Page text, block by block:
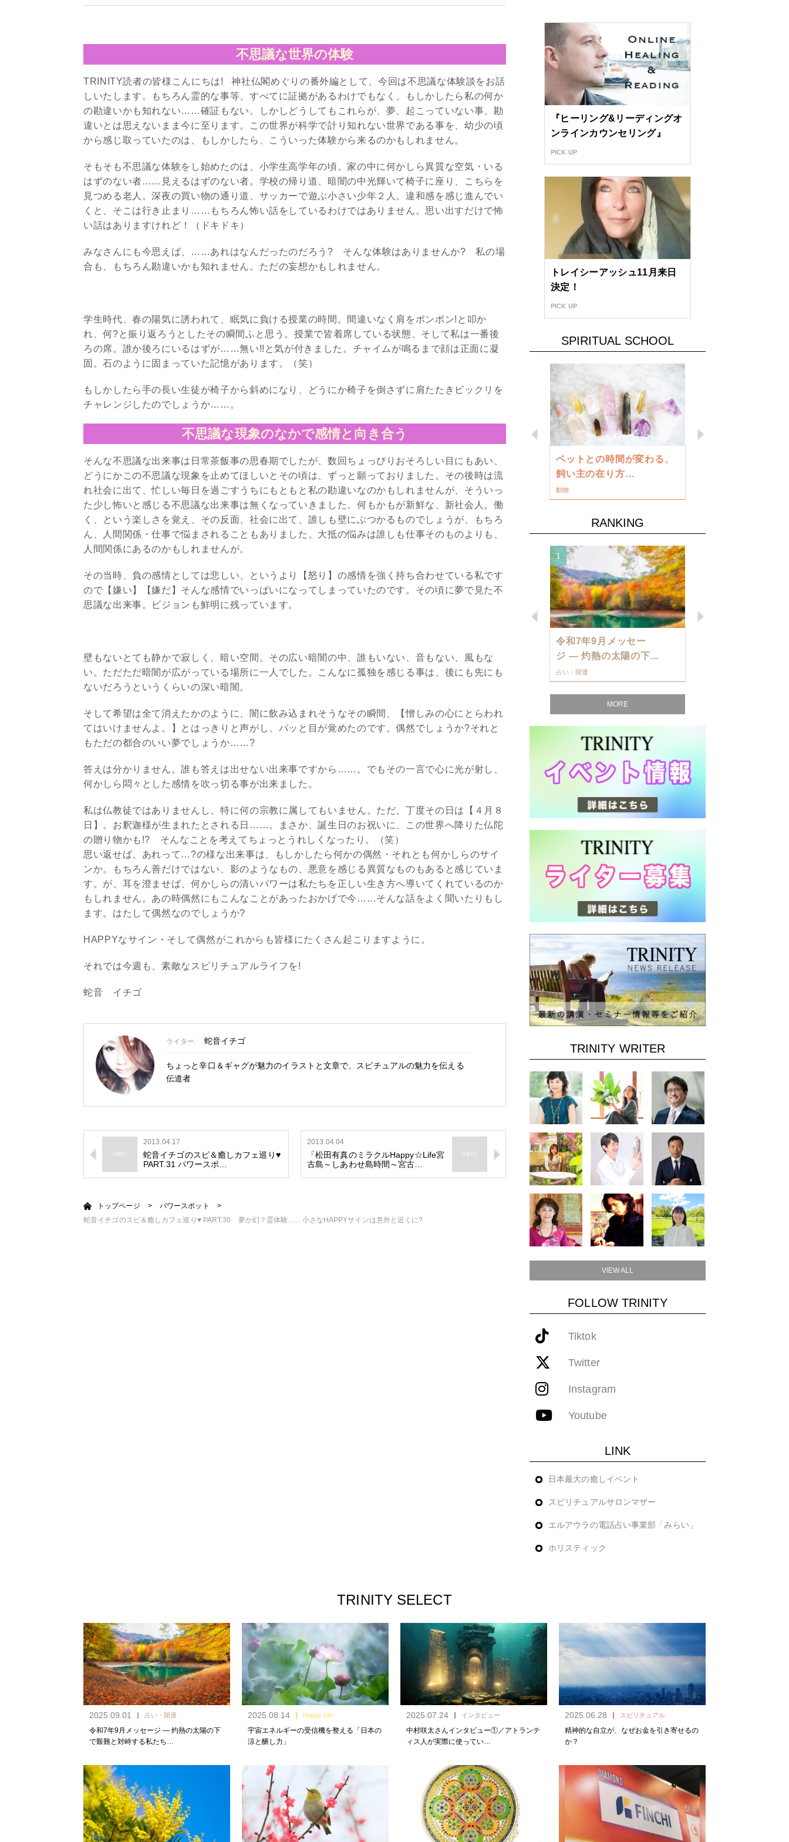
不思議な世界の体験
TRINITY読者の皆様こんにちは! 神社仏閣めぐりの番外編として、今回は不思議な体験談をお話
しいたします。もちろん霊的な事等、すべてに証拠があるわけでもなく、もしかしたら私の何か
の勘違いかも知れない……確証もない。しかしどうしてもこれらが、夢、起こっていない事、勘
違いとは思えないまま今に至ります。この世界が科学で計り知れない世界である事を、幼少の頃
から感じ取っていたのは、もしかしたら、こういった体験から来るのかもしれません。
そもそも不思議な体験をし始めたのは、小学生高学年の頃。家の中に何かしら異質な空気・いる
はずのない者……見えるはずのない者。学校の帰り道、暗闇の中光輝いて椅子に座り、こちらを
見つめる老人。深夜の買い物の通り道、サッカーで遊ぶ小さい少年２人。違和感を感じ進んでい
くと、そこは行き止まり……もちろん怖い話をしているわけではありません。思い出すだけで怖
い話はありますけれど！（ドキドキ）
みなさんにも今思えば、……あれはなんだったのだろう? そんな体験はありませんか? 私の場
合も、もちろん勘違いかも知れません。ただの妄想かもしれません。
学生時代、春の陽気に誘われて、眠気に負ける授業の時間。間違いなく肩をポンポン!と叩か
れ、何?と振り返ろうとしたその瞬間ふと思う。授業で皆着席している状態、そして私は一番後
ろの席。誰か後ろにいるはずが……無い!!と気が付きました。チャイムが鳴るまで顔は正面に凝
固。石のように固まっていた記憶があります。（笑）
もしかしたら手の長い生徒が椅子から斜めになり、どうにか椅子を倒さずに肩たたきビックリを
チャレンジしたのでしょうか……。
不思議な現象のなかで感情と向き合う
そんな不思議な出来事は日常茶飯事の思春期でしたが、数回ちょっぴりおそろしい目にもあい、
どうにかこの不思議な現象を止めてほしいとその頃は、ずっと願っておりました。その後時は流
れ社会に出て、忙しい毎日を過ごすうちにもともと私の勘違いなのかもしれませんが、そういっ
た少し怖いと感じる不思議な出来事は無くなっていきました。何もかもが新鮮な、新社会人。働
く、という楽しさを覚え、その反面、社会に出て、誰しも壁にぶつかるものでしょうが、もちろ
ん、人間関係・仕事で悩まされることもありました。大抵の悩みは誰しも仕事そのものよりも、
人間関係にあるのかもしれませんが。
その当時、負の感情としては悲しい、というより【怒り】の感情を強く持ち合わせている私です
ので【嫌い】【嫌だ】そんな感情でいっぱいになってしまっていたのです。その頃に夢で見た不
思議な出来事。ビジョンも鮮明に残っています。
壁もないとても静かで寂しく、暗い空間。その広い暗闇の中、誰もいない、音もない、風もな
い。ただただ暗闇が広がっている場所に一人でした。こんなに孤独を感じる事は、後にも先にも
ないだろうというくらいの深い暗闇。
そして希望は全て消えたかのように、闇に飲み込まれそうなその瞬間、【憎しみの心にとらわれ
てはいけませんよ。】とはっきりと声がし、パッと目が覚めたのです。偶然でしょうか?それと
もただの都合のいい夢でしょうか……?
答えは分かりません。誰も答えは出せない出来事ですから……。でもその一言で心に光が射し、
何かしら悶々とした感情を吹っ切る事が出来ました。
私は仏教徒ではありませんし、特に何の宗教に属してもいません。ただ、丁度その日は【４月８
日】。お釈迦様が生まれたとされる日……。まさか、誕生日のお祝いに、この世界へ降りた仏陀
の贈り物かも!? そんなことを考えてちょっとうれしくなったり。（笑）
思い返せば、あれって…?の様な出来事は、もしかしたら何かの偶然・それとも何かしらのサイ
ンか。もちろん善だけではない、影のようなもの、悪意を感じる異質なものもあると感じていま
す。が、耳を澄ませば、何かしらの清いパワーは私たちを正しい生き方へ導いてくれているのか
もしれません。あの時偶然にもこんなことがあったおかげで今……そんな話をよく聞いたりもし
ます。はたして偶然なのでしょうか?
HAPPYなサイン・そして偶然がこれからも皆様にたくさん起こりますように。
それでは今週も、素敵なスピリチュアルライフを!
蛇音 イチゴ
ライター: 蛇音イチゴ
ちょっと辛口＆ギャグが魅力のイラストと文章で、スピチュアルの魅力を伝える
伝道者
2013.04.17
蛇音イチゴのスピ＆癒しカフェ巡り♥
PART.31 パワースポ…
2013.04.04
「松田有真のミラクルHappy☆Life宮
古島～しあわせ島時間～宮古…
トップページ > パワースポット
>
蛇音イチゴのスピ＆癒しカフェ巡り♥ PART.30 夢か幻？霊体験……小さなHAPPYサインは意外と近くに?
『ヒーリング&リーディングオ
ンラインカウンセリング』
PICK UP
トレイシーアッシュ11月来日
決定！
PICK UP
SPIRITUAL SCHOOL
Previous
スピリチュアルは現実を動
かす原動力～あ…
インタビュー
ペットとの時間が変わる、
飼い主の在り方…
動物
RANKING
Previous
【The Secret of...
インタビュー
1
令和7年9月メッセー
ジ — 灼熱の太陽の下...
占い・開運
MORE
TRINITY WRITER
VIEW ALL
FOLLOW TRINITY
Tiktok
Twitter
Instagram
Youtube
LINK
日本最大の癒しイベント
スピリチュアルサロンマザー
エルアウラの電話占い事業部「みらい」
ホリスティック
TRINITY SELECT
2025.09.01 占い・開運
令和7年9月メッセージ — 灼熱の太陽の下
で艱難と対峙する私たち…
2025.08.14 Happy Life
宇宙エネルギーの受信機を整える「日本の
涼と醸し力」
2025.07.24 インタビュー
中村咲太さんインタビュー①／アトランテ
ィス人が実際に使ってい…
2025.06.28 スピリチュアル
精神的な自立が、なぜお金を引き寄せるの
か？